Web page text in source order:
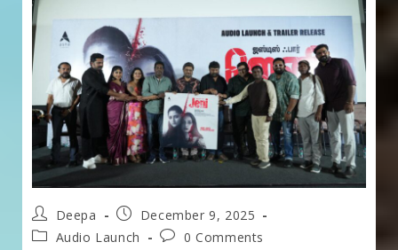
Post
author:
Deepa
Post
published:
December 9, 2025
PostAudio Launch
Post0 Comments